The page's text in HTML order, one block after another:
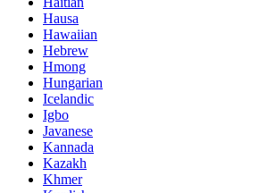
Hausa
Hawaiian
Hebrew
Hmong
Hungarian
Icelandic
Igbo
Javanese
Kannada
Kazakh
Khmer